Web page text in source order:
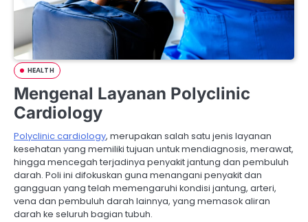
HEALTH
Mengenal Layanan Polyclinic
Cardiology
Polyclinic cardiology, merupakan salah satu jenis layanan
kesehatan yang memiliki tujuan untuk mendiagnosis, merawat,
hingga mencegah terjadinya penyakit jantung dan pembuluh
darah. Poli ini difokuskan guna menangani penyakit dan
gangguan yang telah memengaruhi kondisi jantung, arteri,
vena dan pembuluh darah lainnya, yang memasok aliran
darah ke seluruh bagian tubuh.